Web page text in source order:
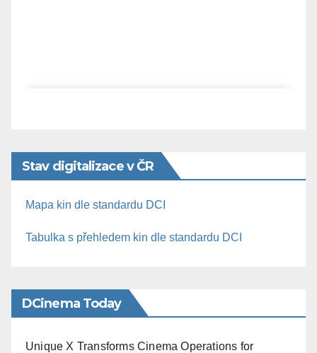
Stav digitalizace v ČR
Mapa kin dle standardu DCI
Tabulka s přehledem kin dle standardu DCI
DCinema Today
Unique X Transforms Cinema Operations for